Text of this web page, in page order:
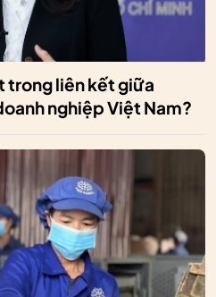
trong liên kết giữa
nghiệp Việt Nam?